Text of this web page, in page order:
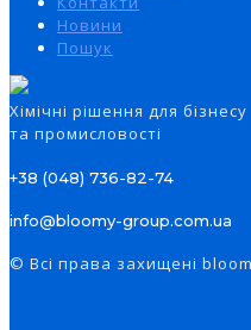
Новини
Пошук
Xімічні рішення для бізнесу
та промисловості
+38 (048) 736-82-74
info@bloomy-group.com.ua
© Всі права захищені